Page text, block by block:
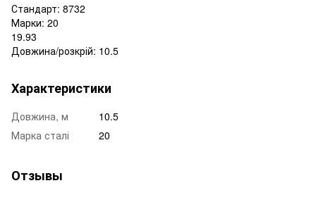
Стандарт: 8732
Марки: 20
19.93
Довжина/розкрій: 10.5
Характеристики
Довжина, м
10.5
Марка сталі
20
Отзывы